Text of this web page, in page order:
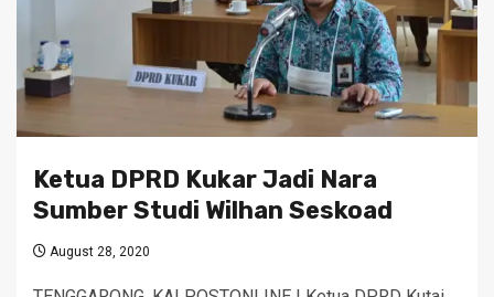
Ketua DPRD Kukar Jadi Nara
Sumber Studi Wilhan Seskoad
August 28, 2020